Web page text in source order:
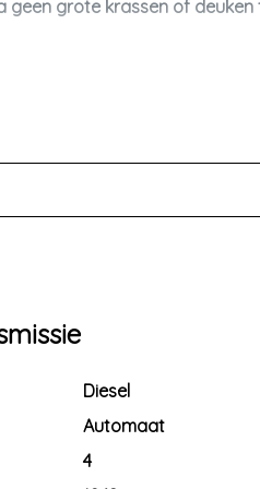
grote krassen of deuken
heen. Bent u geïnteresseerd
| Citroën Jumpy | Toyota
Diesel
Automaat
4